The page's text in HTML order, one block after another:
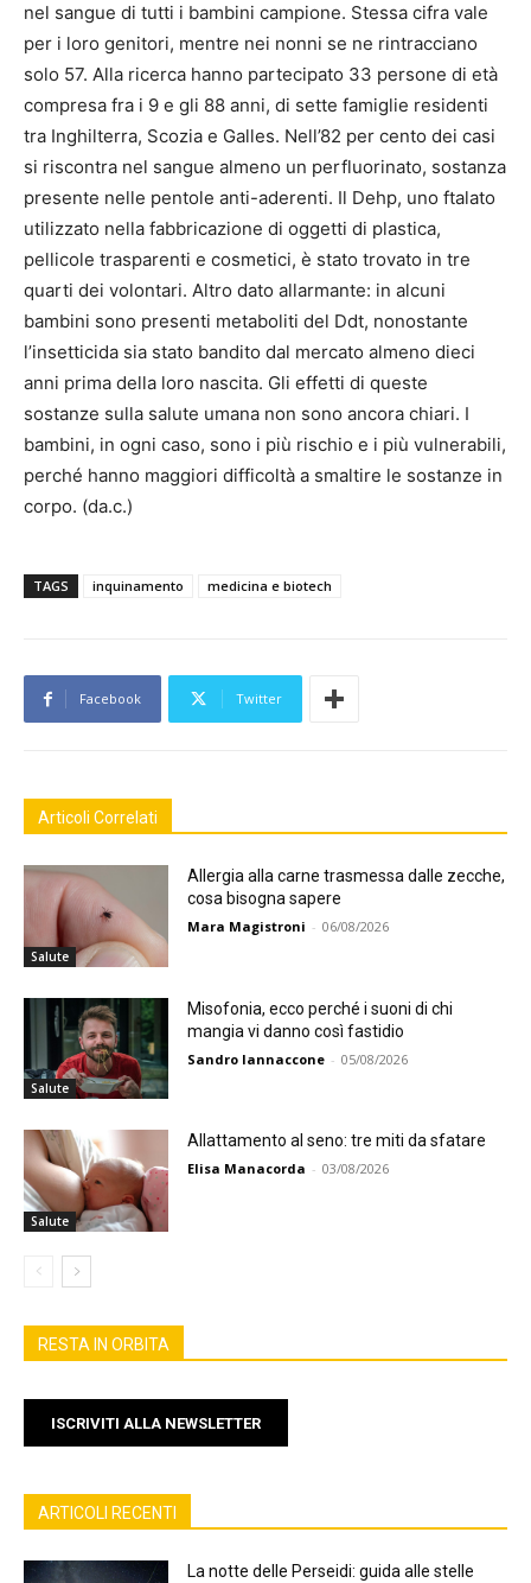
nel sangue di tutti i bambini campione. Stessa cifra vale
per i loro genitori, mentre nei nonni se ne rintracciano
solo 57. Alla ricerca hanno partecipato 33 persone di età
compresa fra i 9 e gli 88 anni, di sette famiglie residenti
tra Inghilterra, Scozia e Galles. Nell’82 per cento dei casi
si riscontra nel sangue almeno un perfluorinato, sostanza
presente nelle pentole anti-aderenti. Il Dehp, uno ftalato
utilizzato nella fabbricazione di oggetti di plastica,
pellicole trasparenti e cosmetici, è stato trovato in tre
quarti dei volontari. Altro dato allarmante: in alcuni
bambini sono presenti metaboliti del Ddt, nonostante
l’insetticida sia stato bandito dal mercato almeno dieci
anni prima della loro nascita. Gli effetti di queste
sostanze sulla salute umana non sono ancora chiari. I
bambini, in ogni caso, sono i più rischio e i più vulnerabili,
perché hanno maggiori difficoltà a smaltire le sostanze in
corpo. (da.c.)
TAGS inquinamento medicina e biotech
Facebook Twitter
Articoli Correlati
Salute
Allergia alla carne trasmessa dalle zecche,
cosa bisogna sapere
Mara Magistroni - 06/08/2026
Salute
Misofonia, ecco perché i suoni di chi
mangia vi danno così fastidio
Sandro Iannaccone - 05/08/2026
Salute
Allattamento al seno: tre miti da sfatare
Elisa Manacorda - 03/08/2026
RESTA IN ORBITA
ISCRIVITI ALLA NEWSLETTER
ARTICOLI RECENTI
La notte delle Perseidi: guida alle stelle